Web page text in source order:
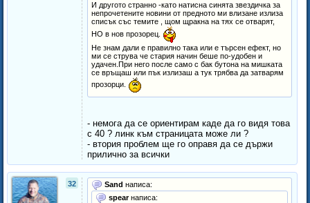
И другото странно -като натисна синята звездичка за
непрочетените новини от предното ми влизане излиза
списък със темите , щом щракна на тях се отварят,
НО в нов прозорец.
Не знам дали е правилно така или е търсен ефект, но
ми се струва че стария начин беше по-удобен и
удачен.При него после само с бак бутона на мишката
се връщаш или пък излизаш а тук трябва да затварям
прозорци.
- немога да се ориентирам каде да го видя това
с 40 ? линк към страницата може ли ?
- втория проблем ще го оправя да се държи
прилично за всички
32 Sand написа:
spearнаписа: